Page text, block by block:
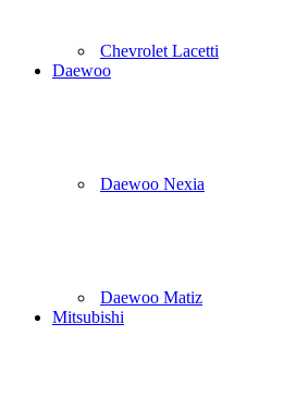
Chevrolet Lacetti
Daewoo
Daewoo Nexia
Daewoo Matiz
Mitsubishi